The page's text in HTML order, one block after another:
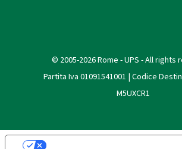
© 2005-2026 Rome - UPS - All rights
Partita Iva 01091541001 | Codice
M5UXCR1
Le tue preferenze relative